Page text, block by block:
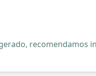
recomendamos